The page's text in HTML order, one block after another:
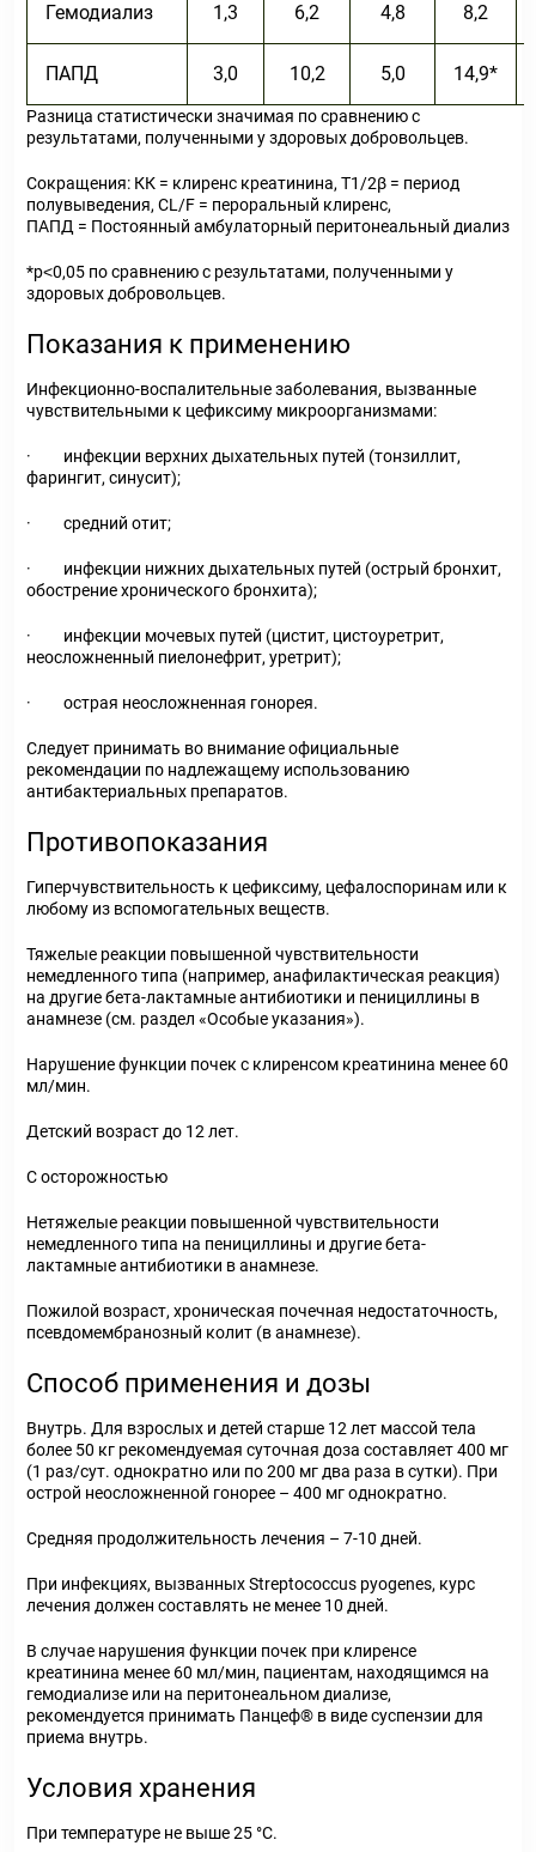
Гемодиализ 1,3 6,2 4,8 8,2
ПАПД 3,0 10,2 5,0 14,9*
Разница статистически значимая по сравнению с
результатами, полученными у здоровых добровольцев.
Сокращения: КК = клиренс креатинина, Т1/2β = период
полувыведения, CL/F = пероральный клиренс,
ПАПД = Постоянный амбулаторный перитонеальный диализ
*р˂0,05 по сравнению с результатами, полученными у
здоровых добровольцев.
Показания к применению
Инфекционно-воспалительные заболевания, вызванные
чувствительными к цефиксиму микроорганизмами:
· инфекции верхних дыхательных путей (тонзиллит,
фарингит, синусит);
· средний отит;
· инфекции нижних дыхательных путей (острый бронхит,
обострение хронического бронхита);
· инфекции мочевых путей (цистит, цистоуретрит,
неосложненный пиелонефрит, уретрит);
· острая неосложненная гонорея.
Следует принимать во внимание официальные
рекомендации по надлежащему использованию
антибактериальных препаратов.
Противопоказания
Гиперчувствительность к цефиксиму, цефалоспоринам или к
любому из вспомогательных веществ.
Тяжелые реакции повышенной чувствительности
немедленного типа (например, анафилактическая реакция)
на другие бета-лактамные антибиотики и пенициллины в
анамнезе (см. раздел «Особые указания»).
Нарушение функции почек с клиренсом креатинина менее 60
мл/мин.
Детский возраст до 12 лет.
С осторожностью
Нетяжелые реакции повышенной чувствительности
немедленного типа на пенициллины и другие бета-
лактамные антибиотики в анамнезе.
Пожилой возраст, хроническая почечная недостаточность,
псевдомембранозный колит (в анамнезе).
Способ применения и дозы
Внутрь. Для взрослых и детей старше 12 лет массой тела
более 50 кг рекомендуемая суточная доза составляет 400 мг
(1 раз/сут. однократно или по 200 мг два раза в сутки). При
острой неосложненной гонорее – 400 мг однократно.
Средняя продолжительность лечения – 7-10 дней.
При инфекциях, вызванныхStreptococcus pyogenes, курс
лечения должен составлять не менее 10 дней.
В случае нарушения функции почек при клиренсе
креатинина менее 60 мл/мин, пациентам, находящимся на
гемодиализе или на перитонеальном диализе,
рекомендуется принимать Панцеф® в виде суспензии для
приема внутрь.
Условия хранения
При температуре не выше 25 °С.